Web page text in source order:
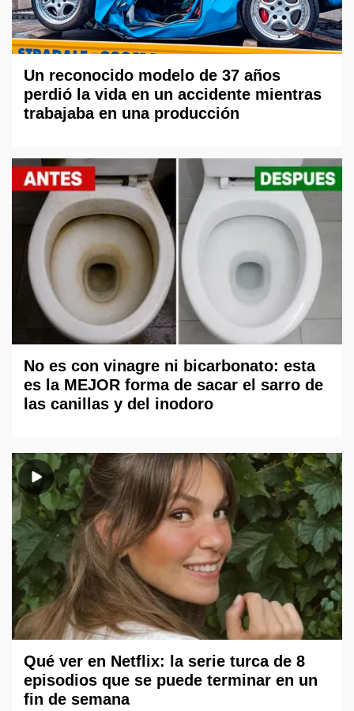
Un reconocido modelo de 37 años
perdió la vida en un accidente mientras
trabajaba en una producción
No es con vinagre ni bicarbonato: esta
es la MEJOR forma de sacar el sarro de
las canillas y del inodoro
Qué ver en Netflix: la serie turca de 8
episodios que se puede terminar en un
fin de semana